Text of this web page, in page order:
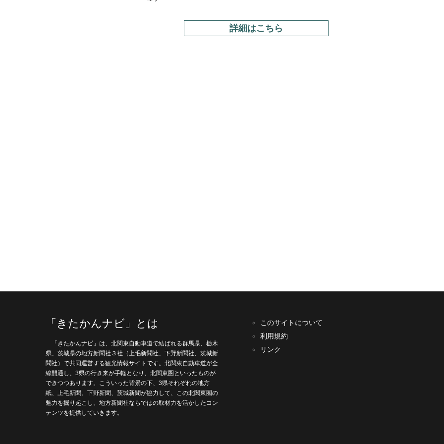
詳細はこちら
「きたかんナビ」とは
「きたかんナビ」は、北関東自動車道で結ばれる群馬県、栃木
県、茨城県の地方新聞社３社（上毛新聞社、下野新聞社、茨城新
聞社）で共同運営する観光情報サイトです。北関東自動車道が全
線開通し、3県の行き来が手軽となり、北関東圏といったものが
できつつあります。こういった背景の下、3県それぞれの地方
紙、上毛新聞、下野新聞、茨城新聞が協力して、この北関東圏の
魅力を掘り起こし、地方新聞社ならではの取材力を活かしたコン
テンツを提供していきます。
このサイトについて
利用規約
リンク